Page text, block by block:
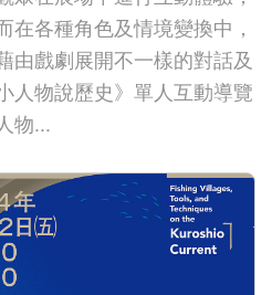
在各種角色及情境變換中，
由戲劇展開不一樣的對話及
人物說歷史》單人互動導覽
物...